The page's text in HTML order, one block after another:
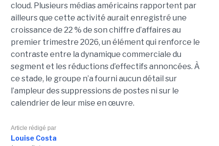
cloud. Plusieurs médias américains rapportent par
ailleurs que cette activité aurait enregistré une
croissance de 22 % de son chiffre d’affaires au
premier trimestre 2026, un élément qui renforce le
contraste entre la dynamique commerciale du
segment et les réductions d’effectifs annoncées. À
ce stade, le groupe n’a fourni aucun détail sur
l’ampleur des suppressions de postes ni sur le
calendrier de leur mise en œuvre.
Article rédigé par
Louise Costa